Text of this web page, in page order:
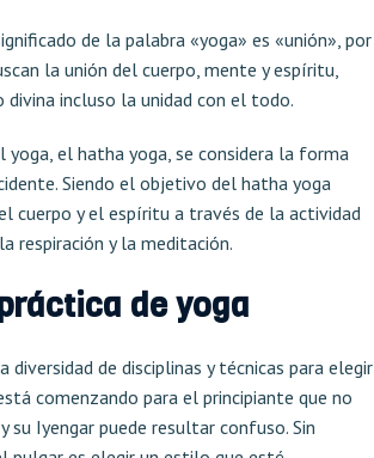
de la palabra «yoga» es «unión», por
la unión del cuerpo, mente y espíritu,
incluso la unidad con el todo.
yoga, el hatha yoga, se considera la forma
Siendo el objetivo del hatha yoga
cuerpo y el espíritu a través de la actividad
respiración y la meditación.
de yoga
diversidad de disciplinas y técnicas para elegir
comenzando para el principiante que no
su Iyengar puede resultar confuso. Sin